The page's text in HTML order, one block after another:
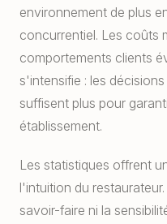
environnement de plus
concurrentiel. Les coûts
comportements clients
s'intensifie : les
suffisent plus pour
établissement.
Les statistiques offrent
l'intuition du
savoir-faire ni la